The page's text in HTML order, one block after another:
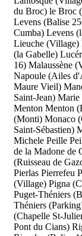
du Broc) le Broc
Levens (Balise
Cumba) Levens
Lieuche (Village)
(la Gabelle)
16) Malaussène
Napoule (Ailes
Maure Vieil)
Saint-Jean) Marie
Menton Menton
(Monti) Monaco
Saint-Sébastien)
Michele Peille
de la Madone de
(Ruisseau de
Pierlas Pierrefeu
(Village) Pigna
Puget-Théniers
Théniers
(Chapelle St-
Pont du Cians)